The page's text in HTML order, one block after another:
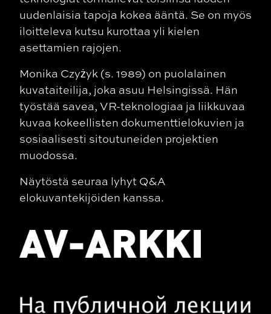
uudenlaisia tapoja kokea ääntä. Se on myös
iloitteleva kutsu kurottaa yli kielen
asettamien rajojen.
Monika Czyżyk (s. 1989) on puolalainen
kuvataiteilija, joka asuu Helsingissä. Hän
työstää savea, VR-teknologiaa ja liikkuvaa
kuvaa kokeellisten dokumenttielokuvien ja
sosiaalisesti sitoutuneiden projektien
muodossa.
Näytöstä seuraa lyhyt Q&A
elokuvantekijöiden kanssa.